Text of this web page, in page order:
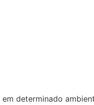
determinado